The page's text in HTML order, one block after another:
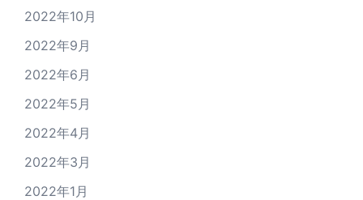
2022年10月
2022年9月
2022年6月
2022年5月
2022年4月
2022年3月
2022年1月